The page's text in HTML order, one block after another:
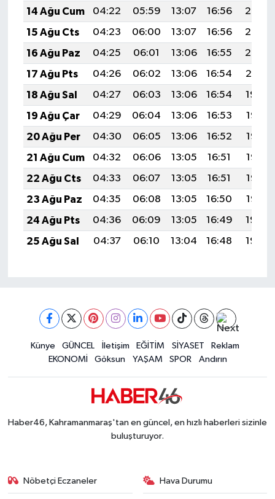
14 Ağu Cum
04:22 05:59 13:07 16:56
20:05
15 Ağu Cts
04:23 06:00 13:07 16:56
20:03
16 Ağu Paz
04:25 06:01 13:06 16:55
20:02
17 Ağu Pts
04:26 06:02 13:06 16:54
20:01
18 Ağu Sal
04:27 06:03 13:06 16:54
19:59
19 Ağu Çar
04:29 06:04 13:06 16:53
19:58
20 Ağu Per
04:30 06:05 13:06 16:52
19:56
21 Ağu Cum
04:32 06:06 13:05 16:51
19:55
22 Ağu Cts
04:33 06:07 13:05 16:51
19:53
23 Ağu Paz
04:35 06:08 13:05 16:50
19:52
24 Ağu Pts
04:36 06:09 13:05 16:49
19:50
25 Ağu Sal
04:37 06:10 13:04 16:48 19:49
Künye GÜNCEL İletişim EĞİTİM SİYASET
Reklam
EKONOMİ
Göksun YAŞAM SPOR Andırın
Haber46, Kahramanmaraş'tan en güncel, en hızlı haberleri sizinle
buluşturuyor.
Nöbetçi Eczaneler Hava Durumu
SEÇİM 2015
ÇEVRE
BİLİM VE TEKNOLOJİ
YARIŞMALAR
TANITIM
HABERDE İNSAN